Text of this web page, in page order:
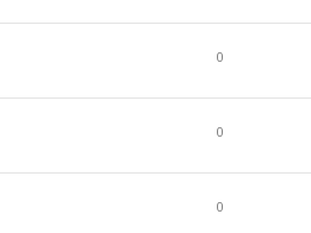
0
0
0